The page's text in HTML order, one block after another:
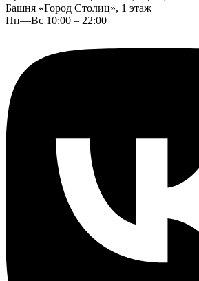
Башня «Город Столиц», 1 этаж
Пн—Вс 10:00 – 22:00